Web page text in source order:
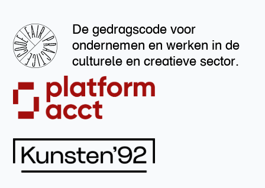
De gedragscode voor
ondernemen en werken in de
culturele en creatieve sector.